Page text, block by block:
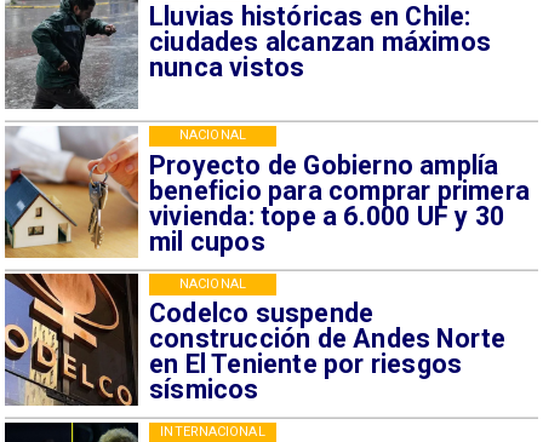
Lluvias históricas en Chile:
ciudades alcanzan máximos
nunca vistos
Proyecto de Gobierno amplía
beneficio para comprar primera
vivienda: tope a 6.000 UF y 30
mil cupos
NACIONAL
Codelco suspende
construcción de Andes Norte
en El Teniente por riesgos
sísmicos
NACIONAL
INTERNACIONAL